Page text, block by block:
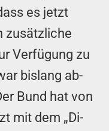
es jetzt
zusätzliche
Ver­fü­gung zu
bislang ab­
Bund hat von
mit dem „Di­